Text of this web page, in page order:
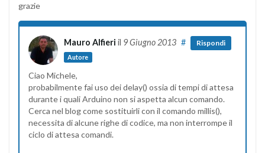
grazie
Mauro Alfieri il 9 Giugno 2013
Autore
# Rispondi
Ciao Michele,
probabilmente fai uso dei delay() ossia di tempi di attesa
durante i quali Arduino non si aspetta alcun comando.
Cerca nel blog come sostituirli con il comando millis(),
necessita di alcune righe di codice, ma non interrompe il
ciclo di attesa comandi.